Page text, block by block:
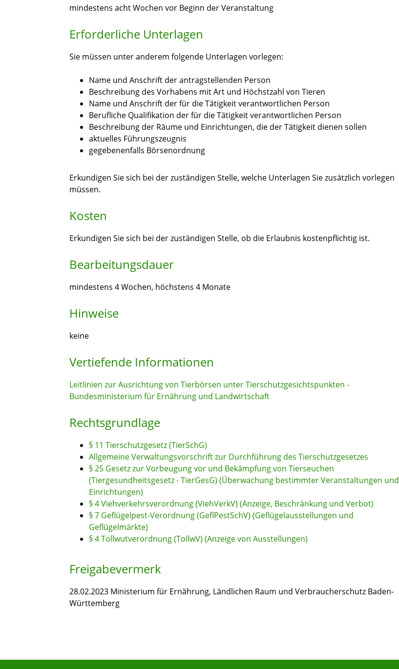
mindestens acht Wochen vor Beginn der Veranstaltung
Erforderliche Unterlagen
Sie müssen unter anderem folgende Unterlagen vorlegen:
Name und Anschrift der antragstellenden Person
Beschreibung des Vorhabens mit Art und Höchstzahl von Tieren
Name und Anschrift der für die Tätigkeit verantwortlichen Person
Berufliche Qualifikation der für die Tätigkeit verantwortlichen Person
Beschreibung der Räume und Einrichtungen, die der Tätigkeit dienen sollen
aktuelles Führungszeugnis
gegebenenfalls Börsenordnung
Erkundigen Sie sich bei der zuständigen Stelle, welche Unterlagen Sie zusätzlich vorlegen
müssen.
Kosten
Erkundigen Sie sich bei der zuständigen Stelle, ob die Erlaubnis kostenpflichtig ist.
Bearbeitungsdauer
mindestens 4 Wochen, höchstens 4 Monate
Hinweise
keine
Vertiefende Informationen
Leitlinien zur Ausrichtung von Tierbörsen unter Tierschutzgesichtspunkten -
Bundesministerium für Ernährung und Landwirtschaft
Rechtsgrundlage
§ 11 Tierschutzgesetz (TierSchG)
Allgemeine Verwaltungsvorschrift zur Durchführung des Tierschutzgesetzes
§ 25 Gesetz zur Vorbeugung vor und Bekämpfung von Tierseuchen
(Tiergesundheitsgesetz - TierGesG) (Überwachung bestimmter Veranstaltungen und
Einrichtungen)
§ 4 Viehverkehrsverordnung (ViehVerkV) (Anzeige, Beschränkung und Verbot)
§ 7 Geflügelpest-Verordnung (GeflPestSchV) (Geflügelausstellungen und
Geflügelmärkte)
§ 4 Tollwutverordnung (TollwV) (Anzeige von Ausstellungen)
Freigabevermerk
28.02.2023 Ministerium für Ernährung, Ländlichen Raum und Verbraucherschutz Baden-
Württemberg